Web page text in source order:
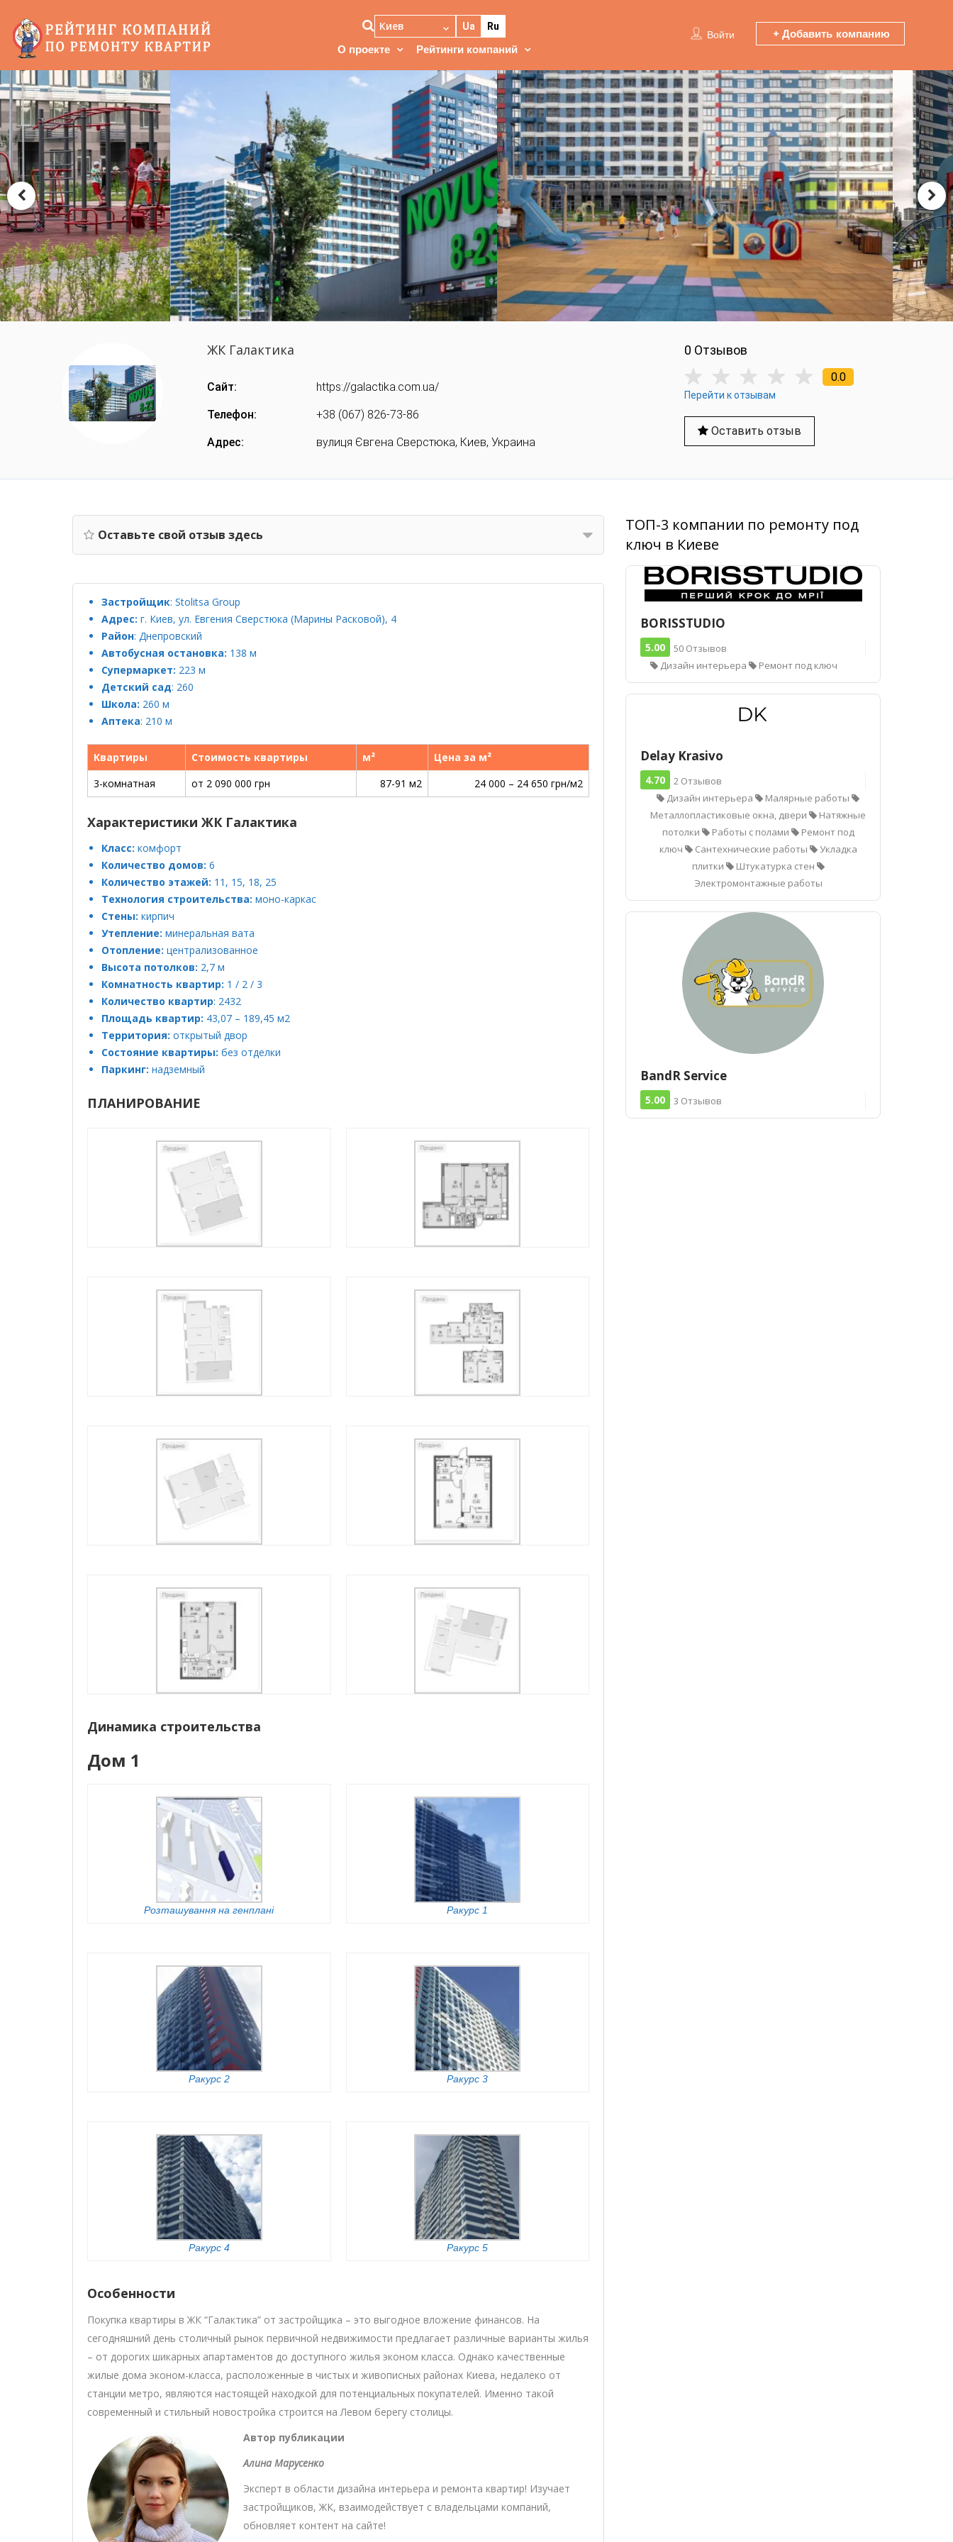
Киев Ua Ru
О проекте Рейтинги компаний
Войти Добавить компанию
ЖК Галактика
Сайт: https://galactika.com.ua/
Телефон: +38 (067) 826-73-86
Адрес: вулиця Євгена Сверстюка, Киев, Украина
0 Отзывов
0.0
Перейти к отзывам
Оставить отзыв
Оставьте свой отзыв здесь
Застройщик: Stolitsa Group
Адрес: г. Киев, ул. Евгения Сверстюка (Марины Расковой), 4
Район: Днепровский
Автобусная остановка: 138 м
Супермаркет: 223 м
Детский сад: 260
Школа: 260 м
Аптека: 210 м
Квартиры Стоимость квартиры м²
Цена за м²
3-комнатная
от 2 090 000 грн 87-91 м2 24 000 – 24 650 грн/м2
Характеристики ЖК Галактика
Класс: комфорт
Количество домов: 6
Количество этажей: 11, 15, 18, 25
Технология строительства: моно-каркас
Стены: кирпич
Утепление: минеральная вата
Отопление: централизованное
Высота потолков: 2,7 м
Комнатность квартир: 1 / 2 / 3
Количество квартир: 2432
Площадь квартир: 43,07 – 189,45 м2
Территория: открытый двор
Состояние квартиры: без отделки
Паркинг: надземный
ПЛАНИРОВАНИЕ
Динамика строительства
Дом 1
Розташування на генплані Ракурс 1
Ракурс 2 Ракурс 3
Ракурс 4 Ракурс 5
Особенности
Покупка квартиры в ЖК “Галактика” от застройщика – это выгодное вложение финансов. На
сегодняшний день столичный рынок первичной недвижимости предлагает различные варианты жилья
– от дорогих шикарных апартаментов до доступного жилья эконом класса. Однако качественные
жилые дома эконом-класса, расположенные в чистых и живописных районах Киева, недалеко от
станции метро, являются настоящей находкой для потенциальных покупателей. Именно такой
современный и стильный новостройка строится на Левом берегу столицы.
Автор публикации
Алина Марусенко
Эксперт в области дизайна интерьера и ремонта квартир! Изучает
застройщиков, ЖК, взаимодействует с владельцами компаний,
обновляет контент на сайте!
ТОП-3 компании по ремонту под
ключ в Киеве
BORISSTUDIO
5.00
50 Отзывов
Дизайн интерьера
Ремонт под ключ
Delay Krasivo
4.70
2 Отзывов
Дизайн интерьера
Малярные работы
Металлопластиковые окна, двери
Натяжные
потолки
Работы с полами
Ремонт под
ключ
Сантехнические работы
Укладка
плитки
Штукатурка стен
Электромонтажные работы
BandR Service
5.00 3 Отзывов